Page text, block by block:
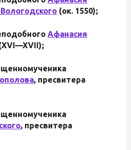
(ок. 1550);
Афанасия
, пресвитера
, пресвитера